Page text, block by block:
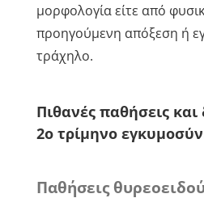
μορφολογία είτε από
προηγούμενη απόξεση ή
τράχηλο.
Πιθανές παθήσεις
2ο τρίμηνο
Παθήσεις